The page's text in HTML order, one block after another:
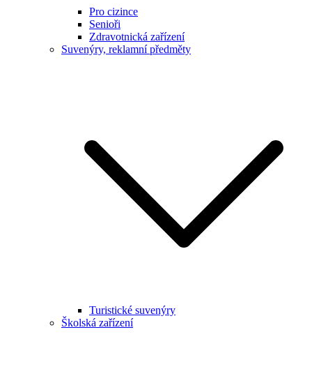
Pro cizince
Senioři
Zdravotnická zařízení
Suvenýry, reklamní předměty
Turistické suvenýry
Školská zařízení